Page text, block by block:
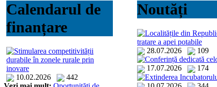
Calendarul de
finanțare
Stimularea competitivității
durabile în zonele rurale prin
inovare
10.02.2026
442
Noutăți
Localitățile din
tratare a apei potabile
28.07.2026
109
Conferință dedicată
17.07.2026
174
Extinderea